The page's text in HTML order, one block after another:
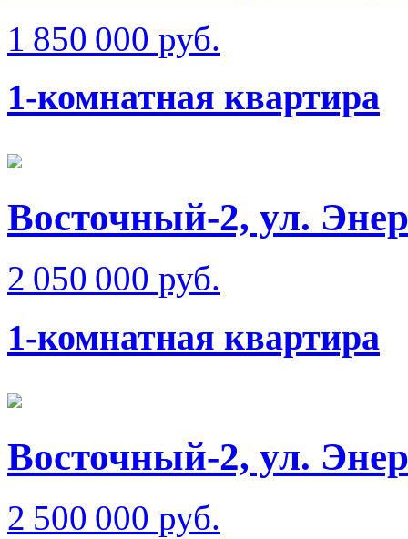
1 850 000 руб.
1-комнатная квартира
Восточный-2, ул.
2 050 000 руб.
1-комнатная квартира
Восточный-2, ул.
2 500 000 руб.